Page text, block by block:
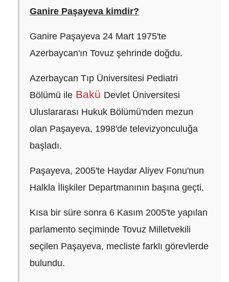
Ganire Paşayeva kimdir?
Ganire Paşayeva 24 Mart 1975'te
Azerbaycan'ın Tovuz şehrinde doğdu.
Azerbaycan Tıp Üniversitesi Pediatri
Bölümü ile Bakü Devlet Üniversitesi
Uluslararası Hukuk Bölümü'nden mezun
olan Paşayeva, 1998'de televizyonculuğa
başladı.
Paşayeva, 2005'te Haydar Aliyev Fonu'nun
Halkla İlişkiler Departmanının başına geçti.
Kısa bir süre sonra 6 Kasım 2005'te yapılan
parlamento seçiminde Tovuz Milletvekili
seçilen Paşayeva, mecliste farklı görevlerde
bulundu.